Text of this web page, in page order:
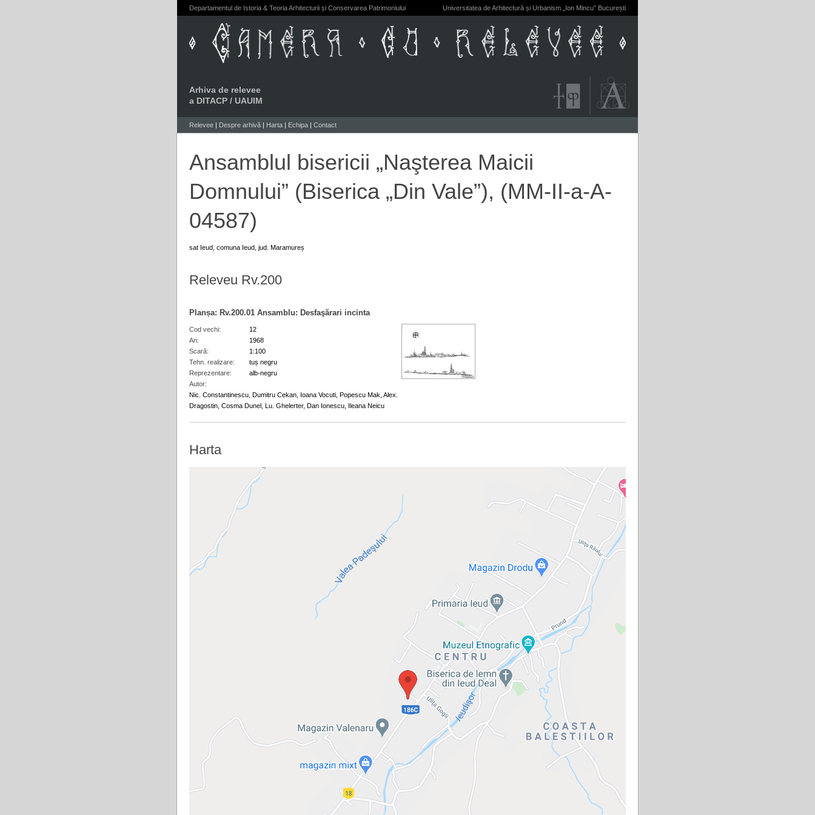
Departamentul de Istoria & Teoria Arhitecturii și Conservarea Patrimoniului Universitatea de Arhitectură și Urbanism „Ion Mincu” București
Arhiva de relevee
a DITACP / UAUIM
Relevee | Despre arhivă | Harta | Echipa | Contact
Ansamblul bisericii „Naşterea Maicii
Domnului” (Biserica „Din Vale”), (MM-II-a-A-
04587)
sat Ieud, comuna Ieud, jud. Maramureș
Releveu Rv.200
Planșa: Rv.200.01 Ansamblu: Desfaşărari incinta
Cod vechi
12
An
1968
Scară
1:100
Tehn. realizare
tuș negru
Reprezentare
alb-negru
Autor
Nic. Constantinescu, Dumitru Cekan, Ioana Vocuti, Popescu Mak, Alex.
Dragostin, Cosma Dunel, Lu. Ghelerter, Dan Ionescu, Ileana Neicu
Harta